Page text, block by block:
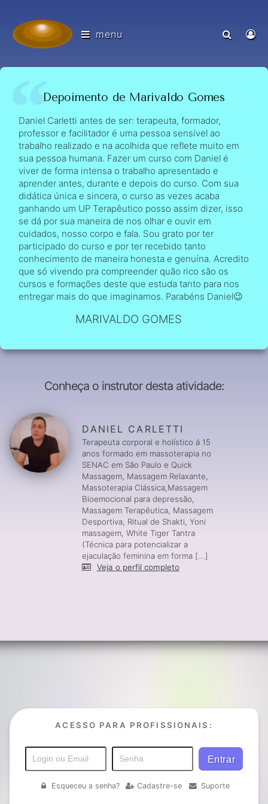
menu
Depoimento de Marivaldo Gomes
Daniel Carletti antes de ser: terapeuta, formador,
professor e facilitador é uma pessoa sensível ao
trabalho realizado e na acolhida que reflete muito em
sua pessoa humana. Fazer um curso com Daniel é
viver de forma intensa o trabalho apresentado e
aprender antes, durante e depois do curso. Com sua
didática única e sincera, o curso as vezes acaba
ganhando um UP Terapêutico posso assim dizer, isso
se dá por sua maneira de nos olhar e ouvir em
cuidados, nosso corpo e fala. Sou grato por ter
participado do curso e por ter recebido tanto
conhecimento de maneira honesta e genuína. Acredito
que só vivendo pra compreender quão rico são os
cursos e formações deste que estuda tanto para nos
entregar mais do que imaginamos. Parabéns Daniel😉
MARIVALDO GOMES
Conheça o instrutor desta atividade:
DANIEL CARLETTI
Terapeuta corporal e holístico á 15
anos formado em massoterapia no
SENAC em São Paulo e Quick
Massagem, Massagem Relaxante,
Massoterapia Clássica,Massagem
Bioemocional para depressão,
Massagem Terapêutica, Massagem
Desportiva, Ritual de Shakti, Yoni
massagem, White Tiger Tantra
(Técnica para potencializar a
ejaculação feminina em forma [...]
Veja o perfil completo
ACESSO PARA PROFISSIONAIS:
Esqueceu a senha? Cadastre-se Suporte